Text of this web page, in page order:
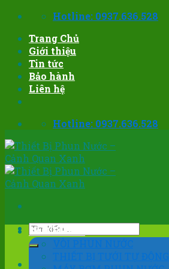
Skip
content
Hotline: 0937.636.528
Trang Chủ
Giới thiệu
Tin tức
Bảo hành
Liên hệ
Hotline: 0937.636.528
Tìm
kiếm:
SẢN PHẨM
VÒI PHUN NƯỚC
THIẾT BỊ TƯỚI TỰ ĐỘNG